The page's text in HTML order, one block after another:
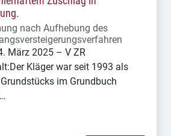
nach Aufhebung des
März 2025 – V ZR
Kläger war seit 1993 als
im Grundbuch